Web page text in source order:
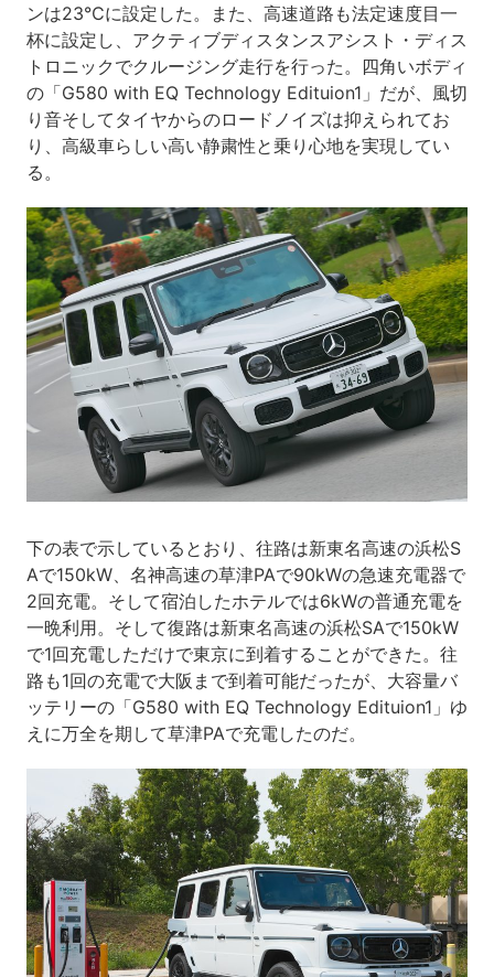
ンは23℃に設定した。また、高速道路も法定速度目一
杯に設定し、アクティブディスタンスアシスト・ディス
トロニックでクルージング走行を行った。四角いボディ
の「G580 with EQ Technology Edituion1」だが、風切
り音そしてタイヤからのロードノイズは抑えられてお
り、高級車らしい高い静粛性と乗り心地を実現してい
る。
下の表で示しているとおり、往路は新東名高速の浜松S
Aで150kW、名神高速の草津PAで90kWの急速充電器で
2回充電。そして宿泊したホテルでは6kWの普通充電を
一晩利用。そして復路は新東名高速の浜松SAで150kW
で1回充電しただけで東京に到着することができた。往
路も1回の充電で大阪まで到着可能だったが、大容量バ
ッテリーの「G580 with EQ Technology Edituion1」ゆ
えに万全を期して草津PAで充電したのだ。